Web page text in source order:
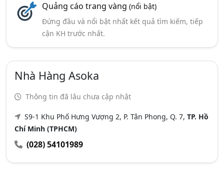
Quảng cáo trang vàng (nổi bật)
Đứng đầu và nổi bật nhất kết quả tìm kiếm, tiếp
cận KH trước nhất.
Nhà Hàng Asoka
Thông tin đã lâu chưa cập nhật
S9-1 Khu Phố Hưng Vượng 2, P. Tân Phong, Q. 7, TP. Hồ
Chí Minh (TPHCM)
(028) 54101989